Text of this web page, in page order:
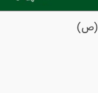
(ص)